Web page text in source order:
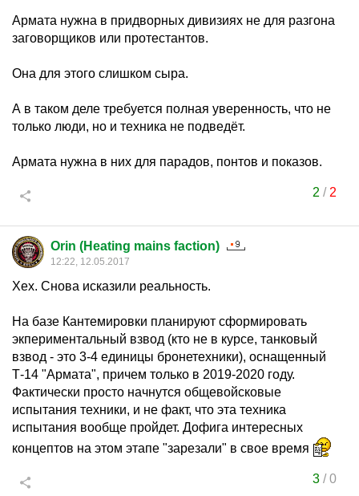
Армата нужна в придворных дивизиях не для разгона
заговорщиков или протестантов.
Она для этого слишком сыра.
А в таком деле требуется полная уверенность, что не
только люди, но и техника не подведёт.
Армата нужна в них для парадов, понтов и показов.
2 / 2
Orin (Heating mains faction)
12:22, 12.05.2017
Хех. Снова исказили реальность.
На базе Кантемировки планируют сформировать
экпериментальный взвод (кто не в курсе, танковый
взвод - это 3-4 единицы бронетехники), оснащенный
Т-14 "Армата", причем только в 2019-2020 году.
Фактически просто начнутся общевойсковые
испытания техники, и не факт, что эта техника
испытания вообще пройдет. Дофига интересных
концептов на этом этапе "зарезали" в свое время
3/0